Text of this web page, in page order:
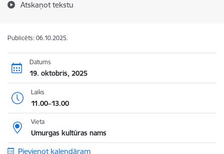
Atskaņot tekstu
Publicēts: 06.10.2025.
Datums
19. oktobris, 2025
Laiks
11.00–13.00
Vieta
Umurgas kultūras nams
Pievienot kalendāram